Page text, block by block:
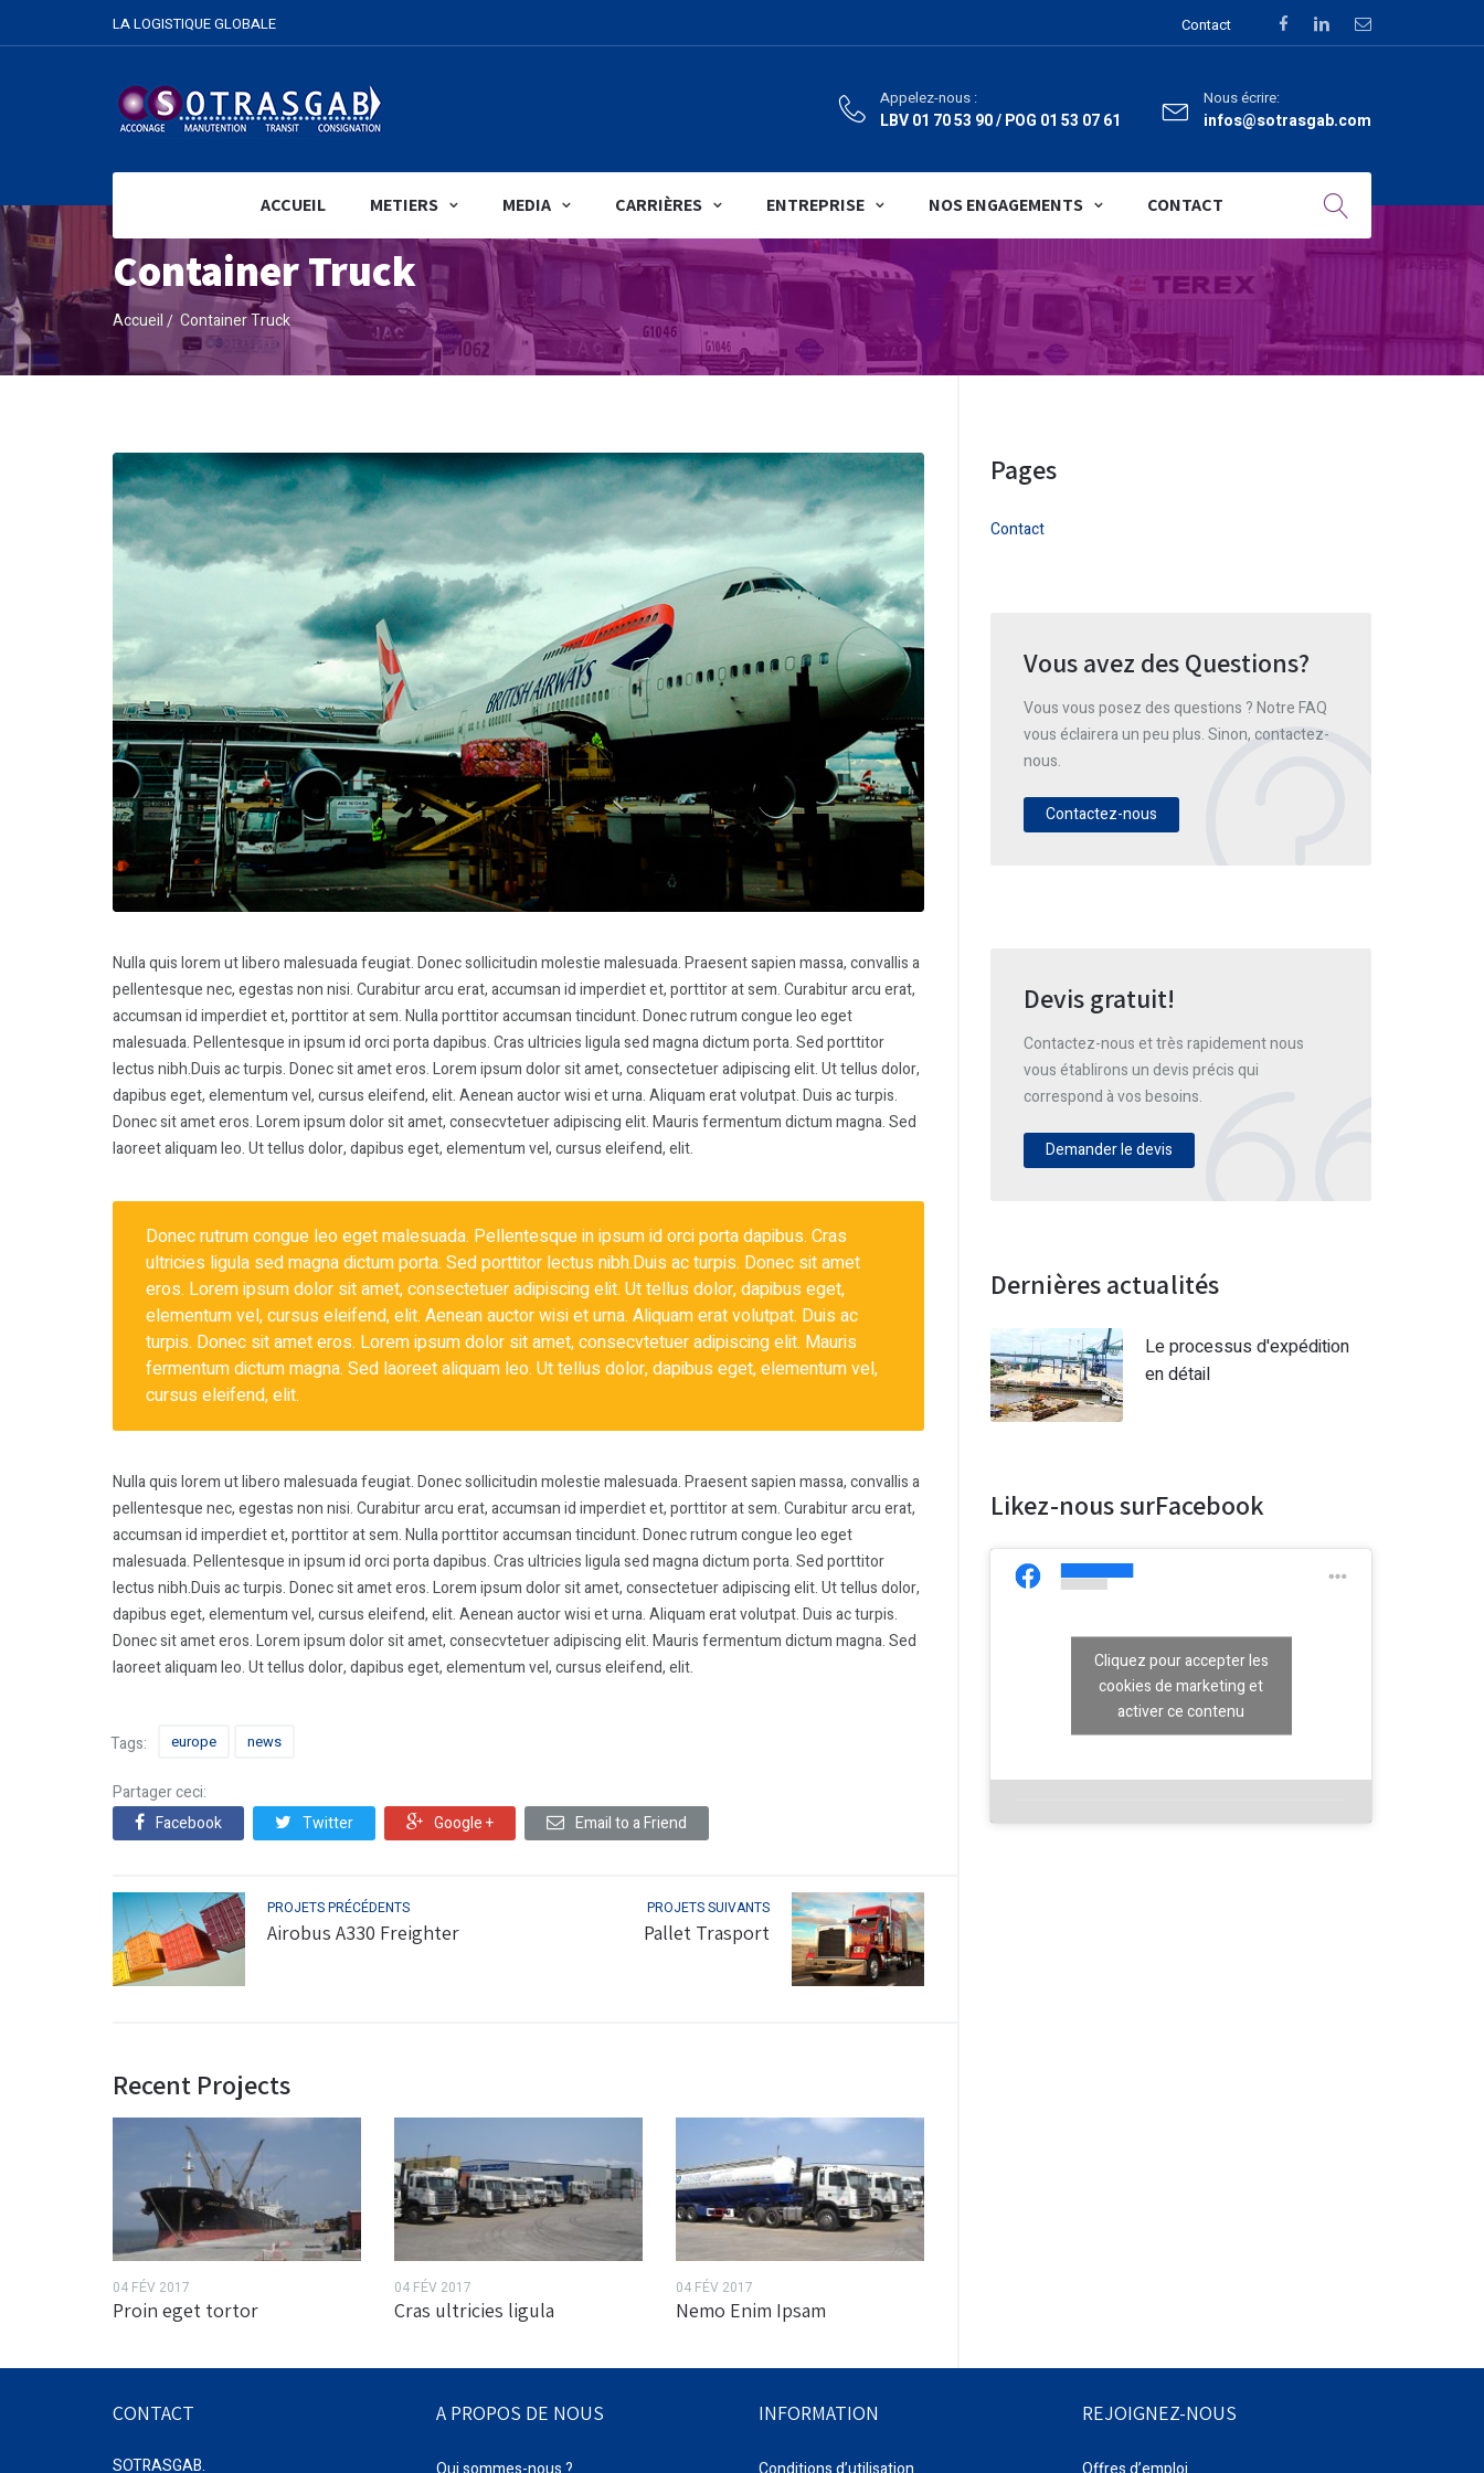
LA LOGISTIQUE GLOBALE Contact
Appelez-nous :
LBV 01 70 53 90 / POG 01 53 07 61
Nous écrire:
infos@sotrasgab.com
ACCUEIL METIERS MEDIA CARRIÈRES ENTREPRISE NOS ENGAGEMENTS CONTACT
Container Truck
Accueil Container Truck
Nulla quis lorem ut libero malesuada feugiat. Donec sollicitudin molestie malesuada. Praesent sapien massa, convallis a
pellentesque nec, egestas non nisi. Curabitur arcu erat, accumsan id imperdiet et, porttitor at sem. Curabitur arcu erat,
accumsan id imperdiet et, porttitor at sem. Nulla porttitor accumsan tincidunt. Donec rutrum congue leo eget
malesuada. Pellentesque in ipsum id orci porta dapibus. Cras ultricies ligula sed magna dictum porta. Sed porttitor
lectus nibh.Duis ac turpis. Donec sit amet eros. Lorem ipsum dolor sit amet, consectetuer adipiscing elit. Ut tellus dolor,
dapibus eget, elementum vel, cursus eleifend, elit. Aenean auctor wisi et urna. Aliquam erat volutpat. Duis ac turpis.
Donec sit amet eros. Lorem ipsum dolor sit amet, consecvtetuer adipiscing elit. Mauris fermentum dictum magna. Sed
laoreet aliquam leo. Ut tellus dolor, dapibus eget, elementum vel, cursus eleifend, elit.
Donec rutrum congue leo eget malesuada. Pellentesque in ipsum id orci porta dapibus. Cras
ultricies ligula sed magna dictum porta. Sed porttitor lectus nibh.Duis ac turpis. Donec sit amet
eros. Lorem ipsum dolor sit amet, consectetuer adipiscing elit. Ut tellus dolor, dapibus eget,
elementum vel, cursus eleifend, elit. Aenean auctor wisi et urna. Aliquam erat volutpat. Duis ac
turpis. Donec sit amet eros. Lorem ipsum dolor sit amet, consecvtetuer adipiscing elit. Mauris
fermentum dictum magna. Sed laoreet aliquam leo. Ut tellus dolor, dapibus eget, elementum vel,
cursus eleifend, elit.
Nulla quis lorem ut libero malesuada feugiat. Donec sollicitudin molestie malesuada. Praesent sapien massa, convallis a
pellentesque nec, egestas non nisi. Curabitur arcu erat, accumsan id imperdiet et, porttitor at sem. Curabitur arcu erat,
accumsan id imperdiet et, porttitor at sem. Nulla porttitor accumsan tincidunt. Donec rutrum congue leo eget
malesuada. Pellentesque in ipsum id orci porta dapibus. Cras ultricies ligula sed magna dictum porta. Sed porttitor
lectus nibh.Duis ac turpis. Donec sit amet eros. Lorem ipsum dolor sit amet, consectetuer adipiscing elit. Ut tellus dolor,
dapibus eget, elementum vel, cursus eleifend, elit. Aenean auctor wisi et urna. Aliquam erat volutpat. Duis ac turpis.
Donec sit amet eros. Lorem ipsum dolor sit amet, consecvtetuer adipiscing elit. Mauris fermentum dictum magna. Sed
laoreet aliquam leo. Ut tellus dolor, dapibus eget, elementum vel, cursus eleifend, elit.
Tags: europe news
Partager ceci:
Facebook
Twitter Google + Email to a Friend
PROJETS PRÉCÉDENTS
Airobus A330 Freighter
PROJETS SUIVANTS
Pallet Trasport
Recent Projects
04 FÉV 2017
Proin eget tortor
04 FÉV 2017
Cras ultricies ligula
04 FÉV 2017
Nemo Enim Ipsam
Pages
Contact
Vous avez des Questions?
Vous vous posez des questions ? Notre FAQ
vous éclairera un peu plus. Sinon, contactez-
nous.
Contactez-nous
Devis gratuit!
Contactez-nous et très rapidement nous
vous établirons un devis précis qui
correspond à vos besoins.
Demander le devis
Dernières actualités
Le processus d'expédition
en détail
Likez-nous surFacebook
Cliquez pour accepter les
cookies de marketing et
activer ce contenu
CONTACT
SOTRASGAB.
A PROPOS DE NOUS INFORMATION REJOIGNEZ-NOUS